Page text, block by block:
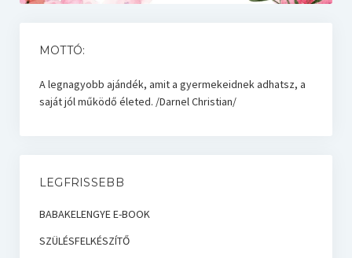
MOTTÓ:
A legnagyobb ajándék, amit a gyermekeidnek adhatsz, a
saját jól működő életed. /Darnel Christian/
LEGFRISSEBB
BABAKELENGYE E-BOOK
SZÜLÉSFELKÉSZÍTŐ